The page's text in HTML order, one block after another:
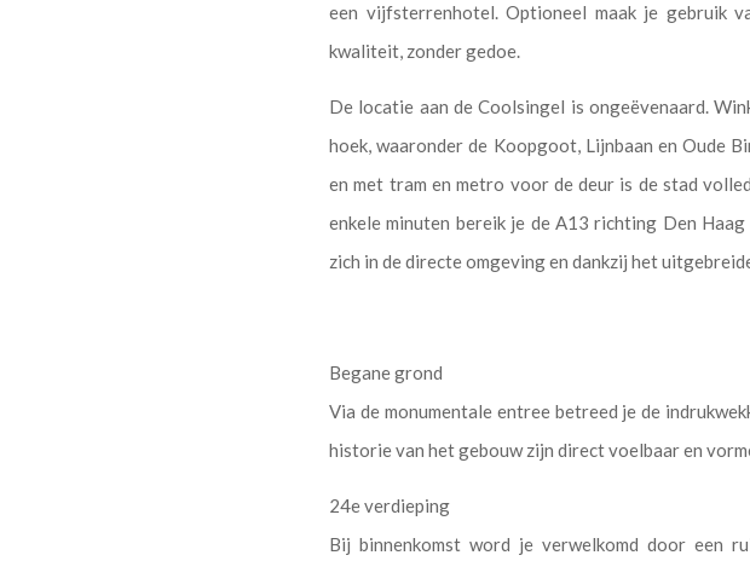
een vijfsterrenhotel. Optioneel maak je gebruik
kwaliteit, zonder gedoe.
De locatie aan de Coolsingel is ongeëvenaard.
hoek, waaronder de Koopgoot, Lijnbaan en Oude
en met tram en metro voor de deur is de stad
enkele minuten bereik je de A13 richting Den
zich in de directe omgeving en dankzij het
Begane grond
Via de monumentale entree betreed je de
historie van het gebouw zijn direct voelbaar en
24e verdieping
Bij binnenkomst word je verwelkomd door een